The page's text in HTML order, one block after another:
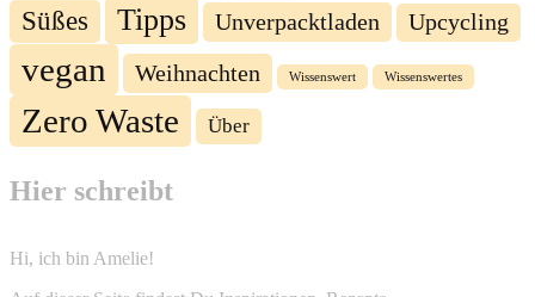
Süßes Tipps Unverpacktladen Upcycling
vegan Weihnachten Wissenswert Wissenswertes
Zero Waste Über
Hier schreibt
Hi, ich bin Amelie!